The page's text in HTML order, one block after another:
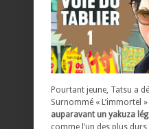
Pourtant jeune, Tatsu a
Surnommé « L’immortel
auparavant un yakuza
comme l’un des plus